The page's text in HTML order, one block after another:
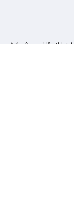
فروشگاه اینترنتی دیجی قلیون با بیش از ۲۱ سال سابقه تولید لوازم قلیان و بیش از 5